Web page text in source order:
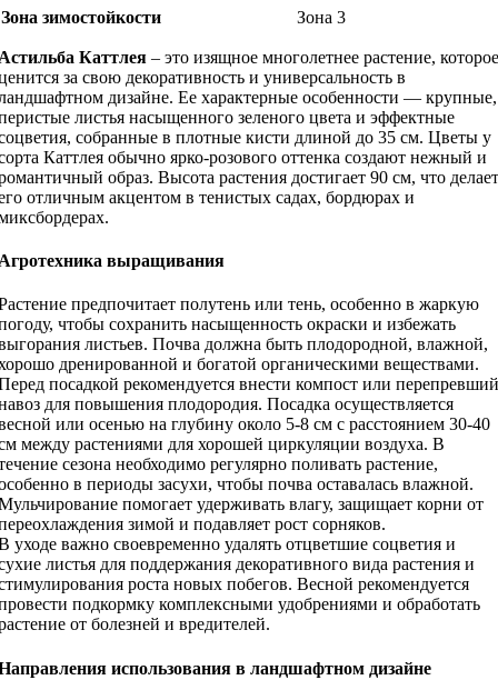
Зона зимостойкости Зона 3
Каттлея – это изящное многолетнее растение, которое
за свою декоративность и универсальность в
дизайне. Ее характерные особенности — крупные,
листья насыщенного зеленого цвета и эффектные
собранные в плотные кисти длиной до 35 см. Цветы у
Каттлея обычно ярко-розового оттенка создают нежный и
образ. Высота растения достигает 90 см, что делает
отличным акцентом в тенистых садах, бордюрах и
выращивания
предпочитает полутень или тень, особенно в жаркую
чтобы сохранить насыщенность окраски и избежать
листьев. Почва должна быть плодородной, влажной,
дренированной и богатой органическими веществами.
посадкой рекомендуется внести компост или перепревший
для повышения плодородия. Посадка осуществляется
или осенью на глубину около 5-8 см с расстоянием 30-40
между растениями для хорошей циркуляции воздуха. В
сезона необходимо регулярно поливать растение,
в периоды засухи, чтобы почва оставалась влажной.
помогает удерживать влагу, защищает корни от
зимой и подавляет рост сорняков.
уходе важно своевременно удалять отцветшие соцветия и
листья для поддержания декоративного вида растения и
роста новых побегов. Весной рекомендуется
подкормку комплексными удобрениями и обработать
от болезней и вредителей.
использования в ландшафтном дизайне